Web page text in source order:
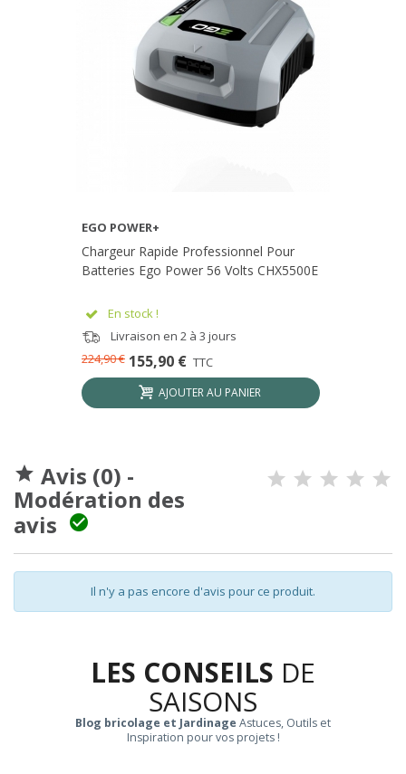
EGO POWER+
Chargeur Rapide Professionnel Pour
Batteries Ego Power 56 Volts CHX5500E
En stock !
Livraison en 2 à 3 jours
155,90 € TTC
224,90 €
AJOUTER AU PANIER
 Avis (0) -
Modération des
avis

Il n'y a pas encore d'avis pour ce produit.
LES CONSEILS DE
SAISONS
Blog bricolage et Jardinage Astuces, Outils et
Inspiration pour vos projets !